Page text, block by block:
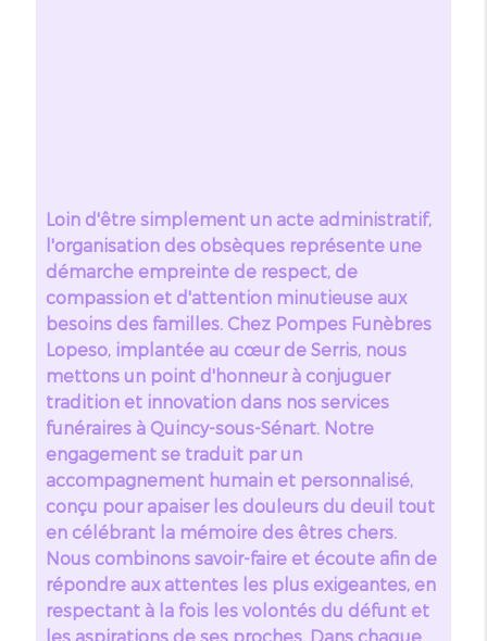
Loin d'être simplement un acte administratif,
l'organisation des obsèques représente une
démarche empreinte de respect, de
compassion et d'attention minutieuse aux
besoins des familles. Chez Pompes Funèbres
Lopeso, implantée au cœur de Serris, nous
mettons un point d'honneur à conjuguer
tradition et innovation dans nos services
funéraires à Quincy-sous-Sénart. Notre
engagement se traduit par un
accompagnement humain et personnalisé,
conçu pour apaiser les douleurs du deuil tout
en célébrant la mémoire des êtres chers.
Nous combinons savoir-faire et écoute afin de
répondre aux attentes les plus exigeantes, en
respectant à la fois les volontés du défunt et
les aspirations de ses proches. Dans chaque